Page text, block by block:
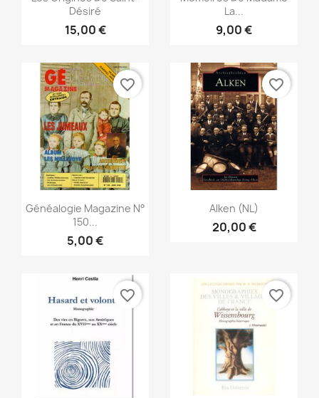
Désiré
15,00 €
La...
9,00 €
Vista rápida
Généalogie Magazine N°
150...
5,00 €
favorite_border
Vista rápida
Alken (NL)
20,00 €
favorite_border
favorite_border favorite_border